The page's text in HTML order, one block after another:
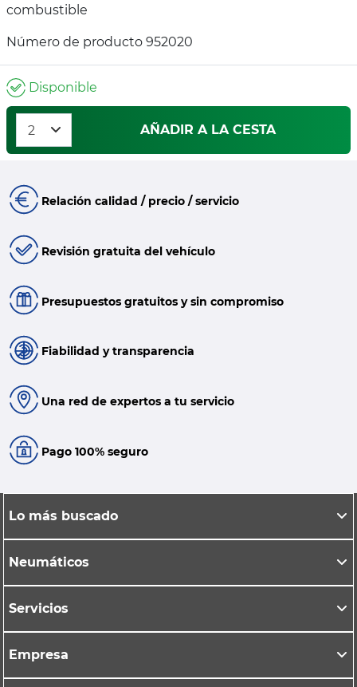
combustible
Número de producto 952020
Disponible
AÑADIR A LA CESTA
Relación calidad / precio / servicio
Revisión gratuita del vehículo
Presupuestos gratuitos y sin compromiso
Fiabilidad y transparencia
Una red de expertos a tu servicio
Pago 100% seguro
Lo más buscado
Neumáticos
Servicios
Empresa